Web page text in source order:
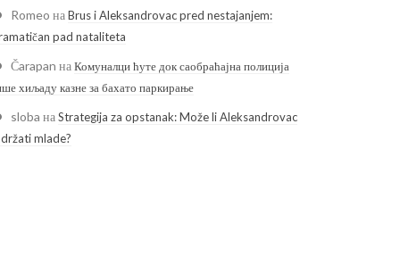
Romeo наBrus i Aleksandrovac pred nestajanjem:
pad nataliteta
Čarapan наКомуналци ћуте док саобраћајна полиција
хиљаду казне за бахато паркирање
sloba наStrategija za opstanak: Može li Aleksandrovac
mlade?